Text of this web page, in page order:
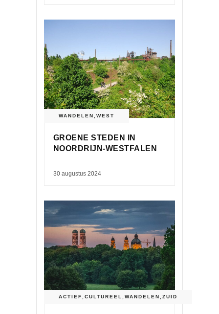
WANDELEN ,WEST
GROENE STEDEN IN
NOORDRIJN-WESTFALEN
30 augustus 2024
ACTIEF,CULTUREEL,WANDELEN ,ZUID